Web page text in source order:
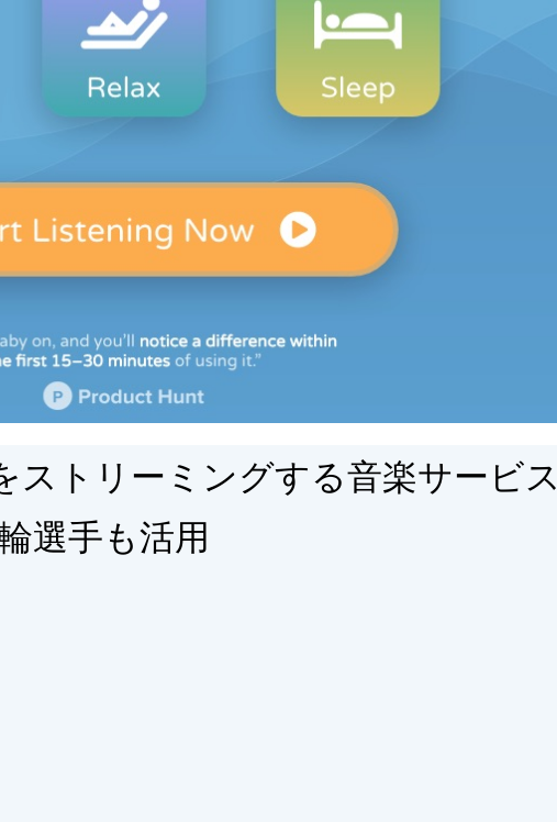
ストリーミングする音楽サービス
選手も活用